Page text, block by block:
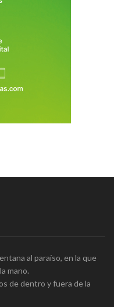
al paraíso, en la que
mano.
de dentro y fuera de la